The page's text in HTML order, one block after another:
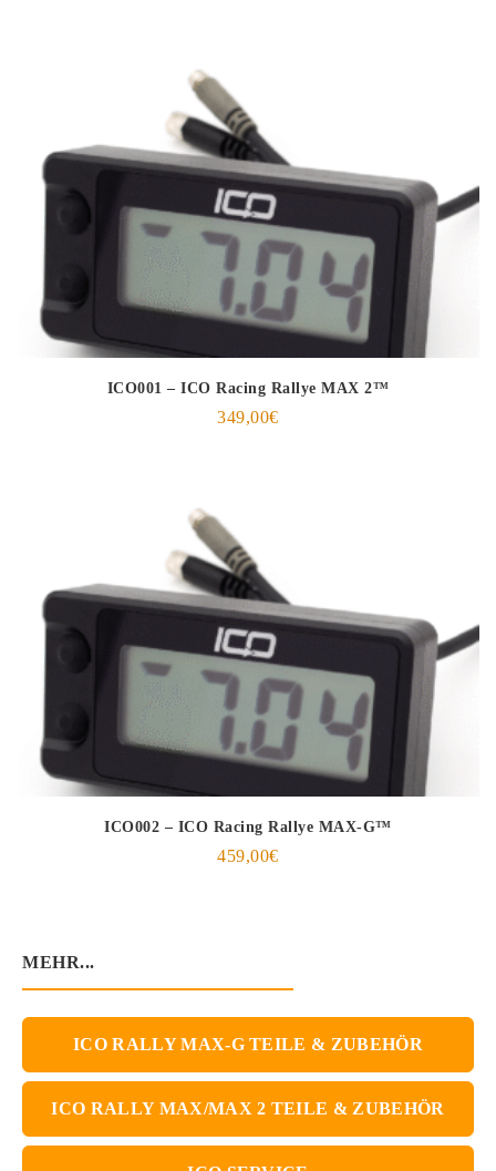
ICO001 – ICO Racing Rallye MAX 2™
349,00€
ICO002 – ICO Racing Rallye MAX-G™
459,00€
MEHR...
ICO RALLY MAX-G TEILE & ZUBEHÖR
ICO RALLY MAX/MAX 2 TEILE & ZUBEHÖR